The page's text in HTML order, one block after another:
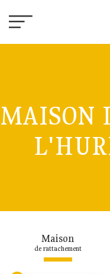
MAISON
Maison
de rattachement